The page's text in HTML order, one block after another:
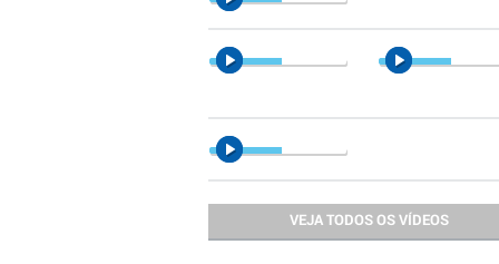
VEJA TODOS OS VÍDEOS